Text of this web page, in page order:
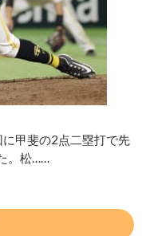
甲斐の2点二塁打で先
。松……